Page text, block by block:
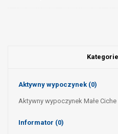
Kategorie
Aktywny wypoczynek (0)
Aktywny wypoczynek Małe Ciche
Informator (0)